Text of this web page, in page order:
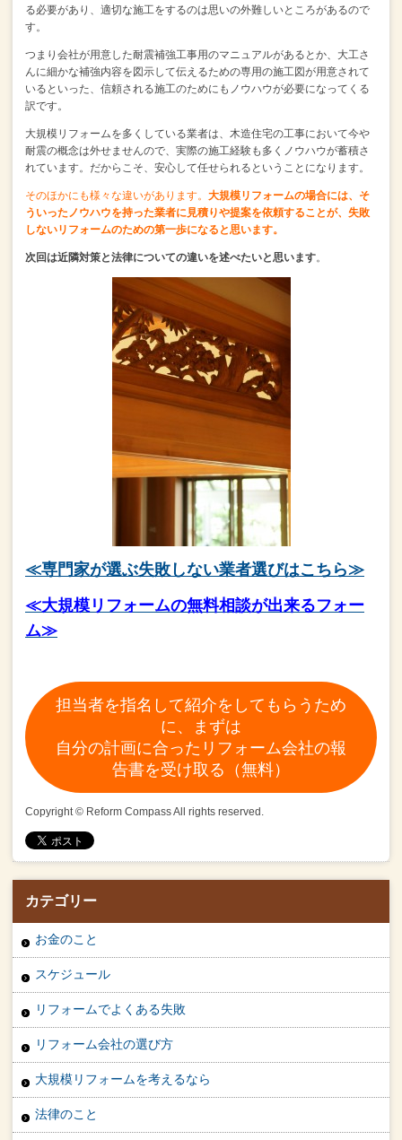
る必要があり、 適切な施工をするのは思いの外難しいところがあるので
す。
つまり会社が用意した耐震補強工事用のマニュアルがあるとか、 大工さ
んに細かな補強内容を図示して伝えるための専用の施工図が用意されて
いるといった、 信頼される施工のためにもノウハウが必要になってくる
訳です。
大規模リフォームを多くしている業者は、 木造住宅の工事において今や
耐震の概念は外せませんので、 実際の施工経験も多くノウハウが蓄積さ
れています。 だからこそ、安心して任せられるということになります。
そのほかにも様々な違いがあります。 大規模リフォームの場合には、そ
ういったノウハウを持った業者に見積りや提案を依頼することが、 失敗
しないリフォームのための第一歩になると思います。
次回は近隣対策と法律についての違いを述べたいと思います。
≪専門家が選ぶ失敗しない業者選びはこちら≫
≪大規模リフォームの無料相談が出来るフォー
ム≫
担当者を指名して紹介をしてもらうため
に、まずは
自分の計画に合ったリフォーム会社の報
告書を受け取る（無料）
Copyright © Reform Compass All rights reserved.
カテゴリー
お金のこと
スケジュール
リフォームでよくある失敗
リフォーム会社の選び方
大規模リフォームを考えるなら
法律のこと